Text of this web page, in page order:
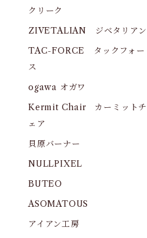
クリーク
ZIVETALIAN ジベタリアン
TAC-FORCE タックフォー
ス
ogawa オガワ
Kermit Chair カーミットチ
ェア
貝原バーナー
NULLPIXEL
BUTEO
ASOMATOUS
アイアン工房